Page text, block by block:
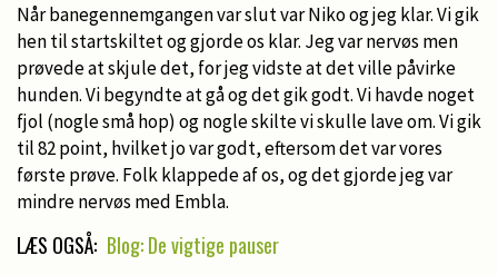
Når banegennemgangen var slut var Niko og jeg klar. Vi gik
hen til startskiltet og gjorde os klar. Jeg var nervøs men
prøvede at skjule det, for jeg vidste at det ville påvirke
hunden. Vi begyndte at gå og det gik godt. Vi havde noget
fjol (nogle små hop) og nogle skilte vi skulle lave om. Vi gik
til 82 point, hvilket jo var godt, eftersom det var vores
første prøve. Folk klappede af os, og det gjorde jeg var
mindre nervøs med Embla.
LÆS OGSÅ: Blog: De vigtige pauser